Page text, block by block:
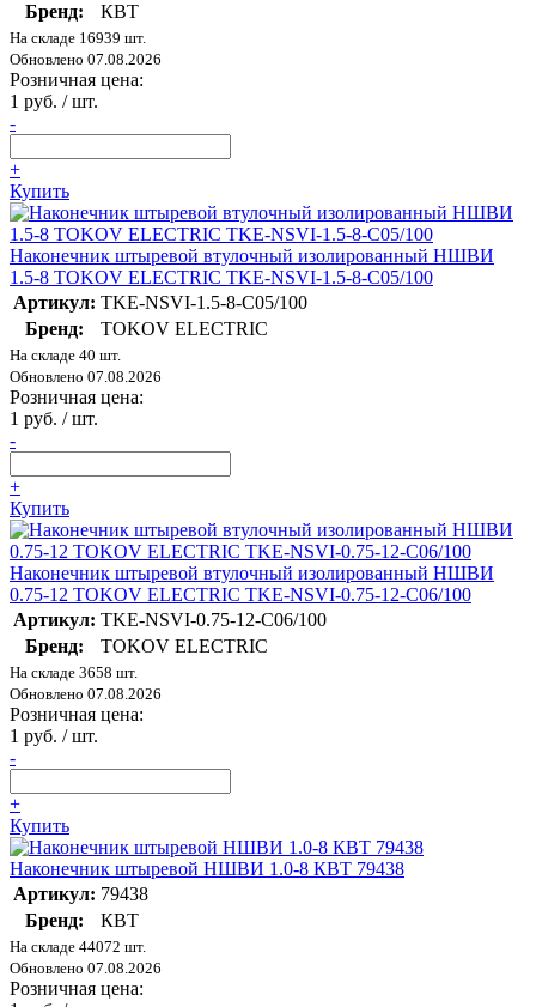
Бренд:
КВТ
На складе 16939 шт.
Обновлено 07.08.2026
Розничная цена:
1 руб. / шт.
-
+
Купить
Наконечник штыревой втулочный изолированный НШВИ
1.5-8 TOKOV ELECTRIC TKE-NSVI-1.5-8-C05/100
Артикул: TKE-NSVI-1.5-8-C05/100
Бренд:
TOKOV ELECTRIC
На складе 40 шт.
Обновлено 07.08.2026
Розничная цена:
1 руб. / шт.
-
+
Купить
Наконечник штыревой втулочный изолированный НШВИ
0.75-12 TOKOV ELECTRIC TKE-NSVI-0.75-12-C06/100
Артикул: TKE-NSVI-0.75-12-C06/100
Бренд:
TOKOV ELECTRIC
На складе 3658 шт.
Обновлено 07.08.2026
Розничная цена:
1 руб. / шт.
-
+
Купить
Наконечник штыревой НШВИ 1.0-8 КВТ 79438
Артикул: 79438
Бренд:
КВТ
На складе 44072 шт.
Обновлено 07.08.2026
Розничная цена: